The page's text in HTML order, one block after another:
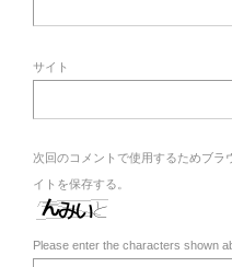
サイト
次回のコメントで使用するためブラ
イトを保存する。
Please enter the characters shown